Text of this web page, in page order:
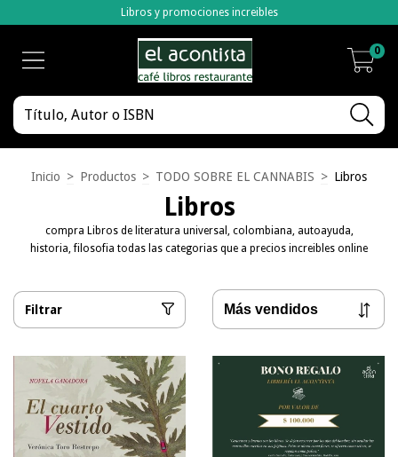
Libros y promociones increibles
0
Inicio > Productos > TODO SOBRE EL CANNABIS > Libros
Libros
compra Libros de literatura universal, colombiana, autoayuda,
historia, filosofia todas las categorias que a precios increibles online
Filtrar